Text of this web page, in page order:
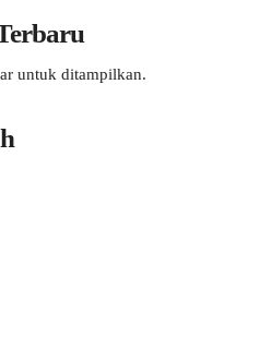
untuk ditampilkan.